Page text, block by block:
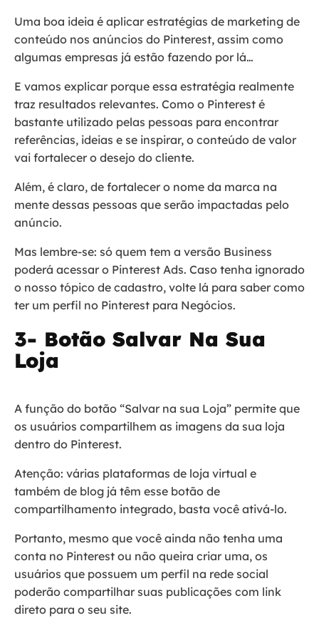
Uma boa ideia é aplicar estratégias de marketing de
conteúdo nos anúncios do Pinterest, assim como
algumas empresas já estão fazendo por lá…
E vamos explicar porque essa estratégia realmente
traz resultados relevantes. Como o Pinterest é
bastante utilizado pelas pessoas para encontrar
referências, ideias e se inspirar, o conteúdo de valor
vai fortalecer o desejo do cliente.
Além, é claro, de fortalecer o nome da marca na
mente dessas pessoas que serão impactadas pelo
anúncio.
Mas lembre-se: só quem tem a versão Business
poderá acessar o Pinterest Ads. Caso tenha ignorado
o nosso tópico de cadastro, volte lá para saber como
ter um perfil no Pinterest para Negócios.
3- Botão Salvar Na Sua
Loja
A função do botão “Salvar na sua Loja” permite que
os usuários compartilhem as imagens da sua loja
dentro do Pinterest.
Atenção: várias plataformas de loja virtual e
também de blog já têm esse botão de
compartilhamento integrado, basta você ativá-lo.
Portanto, mesmo que você ainda não tenha uma
conta no Pinterest ou não queira criar uma, os
usuários que possuem um perfil na rede social
poderão compartilhar suas publicações com link
direto para o seu site.